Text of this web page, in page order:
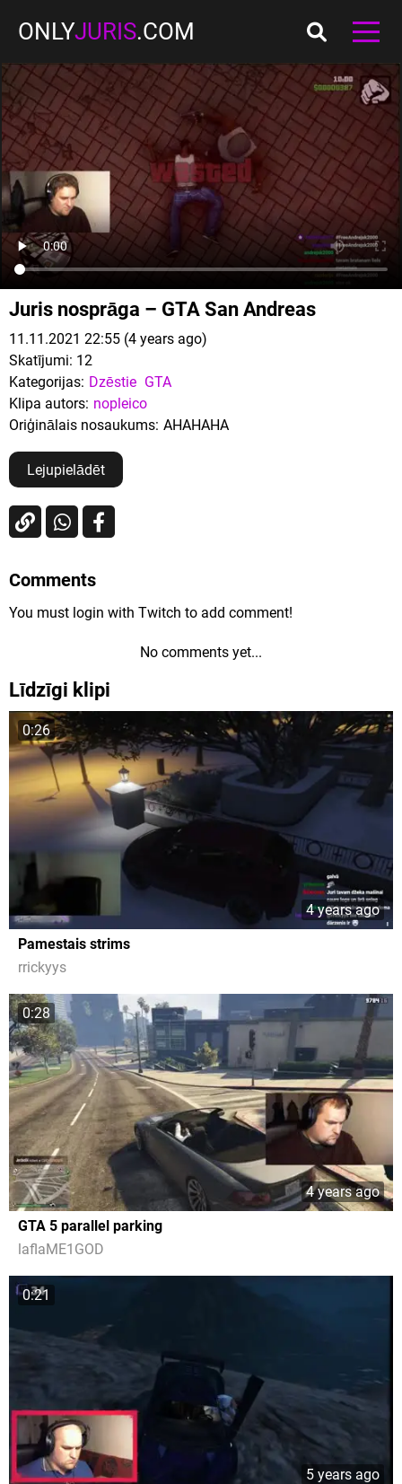
ONLYJURIS.COM
Juris nosprāga – GTA San Andreas
11.11.2021 22:55 (4 years ago)
Skatījumi: 12
Kategorijas: Dzēstie GTA
Klipa autors: nopleico
Oriģinālais nosaukums: AHAHAHA
Lejupielādēt
Comments
You must login with Twitch to add comment!
No comments yet...
Līdzīgi klipi
0:26
4 years ago
Pamestais strims
rrickyys
0:28
4 years ago
GTA 5 parallel parking
laflaME1GOD
0:21
5 years ago